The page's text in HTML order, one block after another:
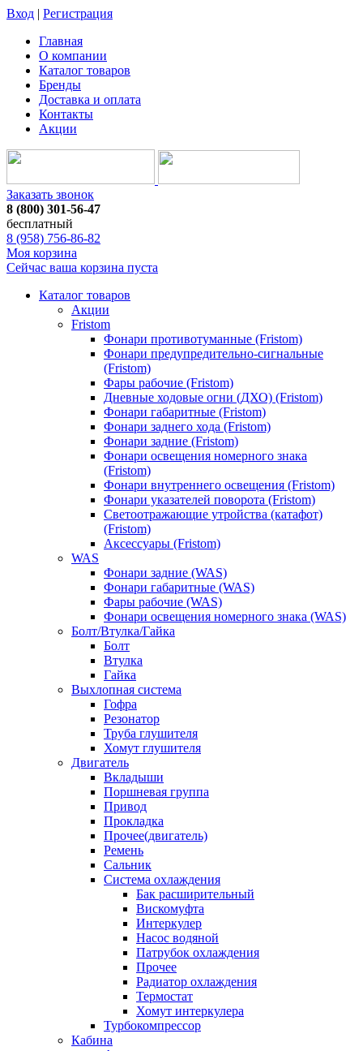
Вход | Регистрация
Главная
О компании
Каталог товаров
Бренды
Доставка и оплата
Контакты
Акции
Заказать звонок
8 (800) 301-56-47
бесплатный
8 (958) 756-86-82
Моя корзина
Сейчас ваша корзина пуста
Каталог товаров
Акции
Fristom
Фонари противотуманные (Fristom)
Фонари предупредительно-сигнальные
(Fristom)
Фары рабочие (Fristom)
Дневные ходовые огни (ДХО) (Fristom)
Фонари габаритные (Fristom)
Фонари заднего хода (Fristom)
Фонари задние (Fristom)
Фонари освещения номерного знака
(Fristom)
Фонари внутреннего освещения (Fristom)
Фонари указателей поворота (Fristom)
Светоотражающие утройства (катафот)
(Fristom)
Аксессуары (Fristom)
WAS
Фонари задние (WAS)
Фонари габаритные (WAS)
Фары рабочие (WAS)
Фонари освещения номерного знака (WAS)
Болт/Втулка/Гайка
Болт
Втулка
Гайка
Выхлопная система
Гофра
Резонатор
Труба глушителя
Хомут глушителя
Двигатель
Вкладыши
Поршневая группа
Привод
Прокладка
Прочее(двигатель)
Ремень
Сальник
Система охлаждения
Бак расширительный
Вискомуфта
Интеркулер
Насос водяной
Патрубок охлаждения
Прочее
Радиатор охлаждения
Термостат
Хомут интеркулера
Турбокомпрессор
Кабина